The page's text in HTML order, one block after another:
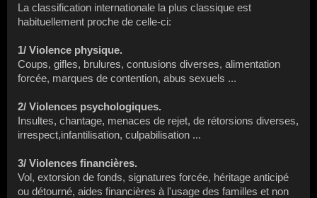
La classification internationale la plus classique est
habituellement proche de celle-ci:
1/ Violence physique.
Coups, gifles, brulures, contusions diverses, alimentation
forcée, marques de contention, abus sexuels ...
2/ Violences psychologiques.
Insultes, chantage, menaces de rejet, de rétorsions diverses,
irrespect,infantilisation, culpabilisation ...
3/ Violences financières.
Vol, extorsion de fonds, signatures forcée, héritage anticipé
ou détourné, aides financières à l'usage des familles et non